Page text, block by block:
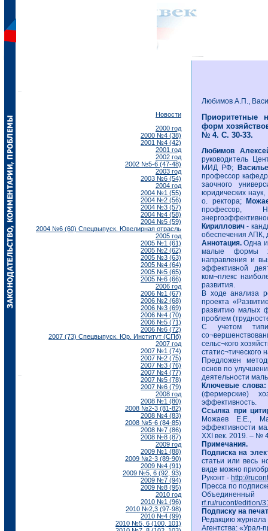
Новости
2000 год
2000 №4 (38)
2001 №4 (42)
2001 год
2002 год
2002 №5-6 (47-48)
2003 год
2003 №6 (54)
2004 год
2004 №1 (55)
2004 №2 (56)
2004 №3 (57)
2004 №4 (58)
2004 №5 (59)
2004 №6 (60) Спецвыпуск. Ювелирная отрасль
2005 год
2005 №1 (61)
2005 №2 (62)
2005 №3 (63)
2005 №4 (64)
2005 №5 (65)
2005 №6 (66)
2006 год
2006 №1 (67)
2006 №2 (68)
2006 №3 (69)
2006 №4 (70)
2006 №5 (71)
2006 №6 (72)
2007 (73) Спецвыпуск. Юр. Институт (СПб)
2007 год
2007 №1 (74)
2007 №2 (75)
2007 №3 (76)
2007 №4 (77)
2007 №5 (78)
2007 №6 (79)
2008 год
2008 №1 (80)
2008 №2-3 (81-82)
2008 №4 (83)
2008 №5-6 (84-85)
2008 №7 (86)
2008 №8 (87)
2009 год
2009 №1 (88)
2009 №2-3 (89-90)
2009 №4 (91)
2009 №5, 6 (92, 93)
2009 №7 (94)
2009 №8 (95)
2010 год
2010 №1 (96)
2010 №2,3 (97-98)
2010 №4 (99)
2010 №5, 6 (100, 101)
Любимов А.П.,
Приоритетные
форм
№ 4. С. 30-33.
Любимов
руководитель
МИД РФ;
профессор
заочного
юридических
о. ректора;
профессор,
Кириллович-
обеспечения АПК,
Аннотация. Одна
малые формы
направления и
эффективной
ком¬плекс
развития.
В ходе анализа
проекта
развитию малых
проблем
С учетом
сельс¬кого
статис¬тического
Предложен
основ по
деятельности
Ключевые слова:
(фермерские)
эффективность.
Ссылка при
Можаев Е.Е.,
эффективности
XXI век. 2019. – №
Примечания.
Подписка на
статьи или весь
виде можно
Руконт - http://
Пресса по
rf.ru/rucont/edition/
Подписку на
Редакцию
Агентства: «Урал-